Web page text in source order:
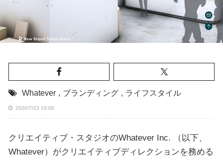
Whatever , ブランディング , ライフスタイル
2020/7/23 10:00
クリエイティブ・スタジオのWhatever Inc. （以下、
Whatever）がクリエイティブディレクションを務める